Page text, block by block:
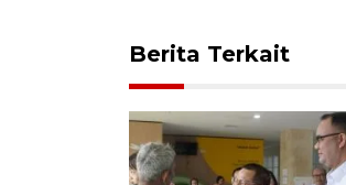
Berita Terkait